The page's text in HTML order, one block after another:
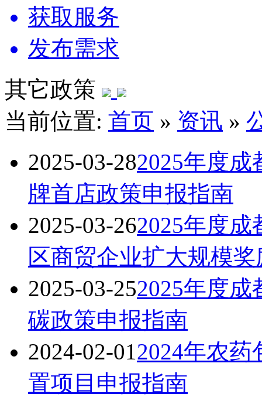
获取服务
发布需求
其它政策
当前位置: 首页 » 资讯 »
2025-03-282025年度
牌首店政策申报指南
2025-03-262025年度
区商贸企业扩大规模
2025-03-252025年度
碳政策申报指南
2024-02-01 2024年农
置项目申报指南